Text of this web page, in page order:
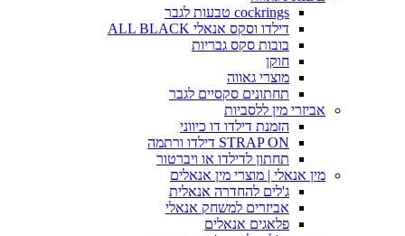
cockrings טבעות לגבר
דילדו וסקס אנאלי ALL BLACK
בובות סקס גבריות
חוקן
מוצרי גאווה
תחתונים סקסיים לגבר
אביזרי מין ללסביות
הזמנת דילדו דו כיווני
STRAP ON דילדו ורתמה
תחתון לדילדו או ויברטור
מין אנאלי | מוצרי מין אנאלים
ג'לים להחדרה אנאלית
אביזרים למשחק אנאלי
פלאגים אנאלים